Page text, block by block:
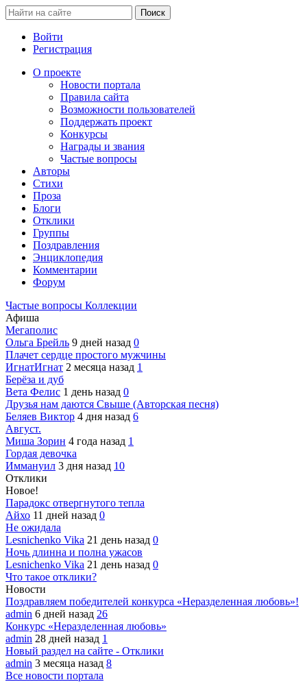
Войти
Регистрация
О проекте
Новости портала
Правила сайта
Возможности пользователей
Поддержать проект
Конкурсы
Награды и звания
Частые вопросы
Авторы
Стихи
Проза
Блоги
Отклики
Группы
Поздравления
Энциклопедия
Комментарии
Форум
Частые вопросы Коллекции
Афиша
Мегаполис
Ольга Брейль 9 дней назад 0
Плачет сердце простого мужчины
ИгнатИгнат 2 месяца назад 1
Берёза и дуб
Вета Фелис 1 день назад 0
Друзья нам даются Свыше (Авторская песня)
Беляев Виктор 4 дня назад 6
Август.
Миша Зорин 4 года назад 1
Гордая девочка
Иммануил 3 дня назад 10
Отклики
Новое!
Парадокс отвергнутого тепла
Айхо 11 дней назад 0
Не ожидала
Lesnichenko Vika 21 день назад 0
Ночь длинна и полна ужасов
Lesnichenko Vika 21 день назад 0
Что такое отклики?
Новости
Поздравляем победителей конкурса «Неразделенная любовь»!
admin 6 дней назад 26
Конкурс «Неразделенная любовь»
admin 28 дней назад 1
Новый раздел на сайте - Отклики
admin 3 месяца назад 8
Все новости портала